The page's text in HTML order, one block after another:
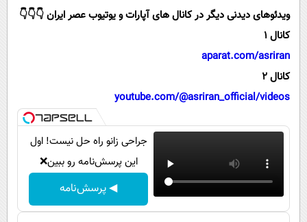
یک برش دانایی
علم و دانش
باشگاه مغز
مجله تصویری سلاح
اقتصاد
ورزش
سرگرمی
فناوری
عصر ایران 2
خواندنی ها و دیدنی ها
داستان کوتاه
پیامک
روانشناسی
آموزش زبان
ویدئوهای دیدنی دیگر در کانال های آپارات و یوتیوب عصر ایران 👇👇👇
کانال 1
aparat.com/asriran
کانال 2
youtube.com/@asriran_official/videos
جراحی زانو راه حل نیست! اول
این پرسش‌نامه رو ببین❌
◀ پرسش‌نامه